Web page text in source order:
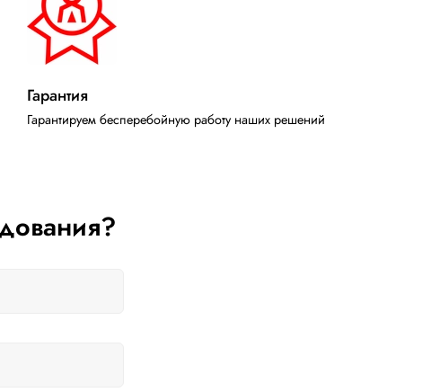
Гарантия
Гарантируем бесперебойную работу наших решений